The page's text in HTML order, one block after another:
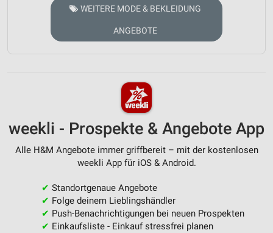
WEITERE MODE & BEKLEIDUNG
ANGEBOTE
weekli - Prospekte & Angebote App
Alle H&M Angebote immer griffbereit – mit der kostenlosen
weekli App für iOS & Android.
✔ Standortgenaue Angebote
✔ Folge deinem Lieblingshändler
✔ Push-Benachrichtigungen bei neuen Prospekten
✔ Einkaufsliste - Einkauf stressfrei planen